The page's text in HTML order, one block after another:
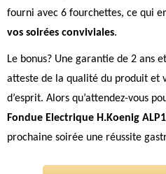
fourni avec 6 fourchettes, ce qui
vos soirées conviviales.
Le bonus? Une garantie de 2 ans
atteste de la qualité du produit et
d’esprit. Alors qu’attendez-vous
Fondue Electrique H.Koenig
prochaine soirée une réussite